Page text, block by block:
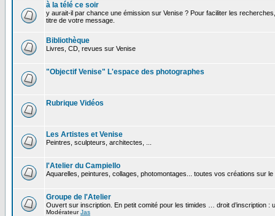
à la télé ce soir
y aurait-il par chance une émission sur Venise ? Pour faciliter les
titre de votre message.
Bibliothèque
Livres, CD, revues sur Venise
"Objectif Venise" L'espace des photographes
Rubrique Vidéos
Les Artistes et Venise
Peintres, sculpteurs, architectes, ...
l'Atelier du Campiello
Aquarelles, peintures, collages, photomontages... toutes vos créations sur le
Groupe de l'Atelier
Ouvert sur inscription. En petit comité pour les timides … droit d’inscription :
ModérateurJas